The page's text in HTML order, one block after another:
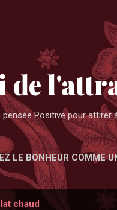
de
Positive pour
LE BONHEUR COMME
chaud